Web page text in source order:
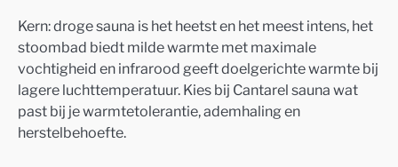
Kern: droge sauna is het heetst en het meest intens, het
stoombad biedt milde warmte met maximale
vochtigheid en infrarood geeft doelgerichte warmte bij
lagere luchttemperatuur. Kies bij Cantarel sauna wat
past bij je warmtetolerantie, ademhaling en
herstelbehoefte.